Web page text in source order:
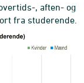
, aften- og
fra studerende.